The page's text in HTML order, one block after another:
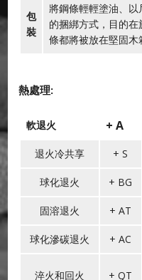
包
裝
將鋼條輕輕塗油、
的捆綁方式，目的
條都將被放在堅固木
熱處理:
軟退火 + A
退火冷共享 + S
球化退火 + BG
固溶退火 + AT
球化滲碳退火 + AC
淬火和回火 + QT